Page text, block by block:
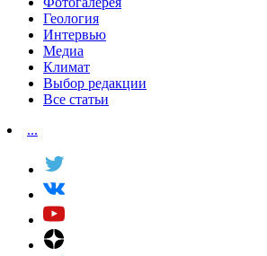
Геология
Интервью
Медиа
Климат
Выбор редакции
Все статьи
...